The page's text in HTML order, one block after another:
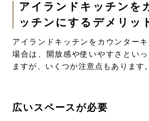
アイランドキッチンを
ッチンにするデメリッ
アイランドキッチンをカウンター
場合は、開放感や使いやすさとい
ますが、いくつか注意点もあります。
広いスペースが必要